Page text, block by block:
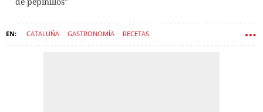
CATALUÑA GASTRONOMÍA RECETAS